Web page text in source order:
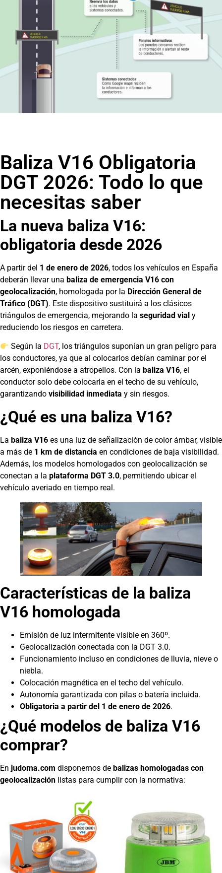
Baliza V16 Obligatoria
DGT 2026: Todo lo que
necesitas saber
La nueva baliza V16:
obligatoria desde 2026
A partir del 1 de enero de 2026, todos los vehículos en España
deberán llevar una baliza de emergencia V16 con
geolocalización, homologada por la Dirección General de
Tráfico (DGT). Este dispositivo sustituirá a los clásicos
triángulos de emergencia, mejorando la seguridad vial y
reduciendo los riesgos en carretera.
Según la DGT, los triángulos suponían un gran peligro para
los conductores, ya que al colocarlos debían caminar por el
arcén, exponiéndose a atropellos. Con la baliza V16, el
conductor solo debe colocarla en el techo de su vehículo,
garantizando visibilidad inmediata y sin riesgos.
¿Qué es una baliza V16?
La baliza V16 es una luz de señalización de color ámbar, visible
a más de 1 km de distancia en condiciones de baja visibilidad.
Además, los modelos homologados con geolocalización se
conectan a la plataforma DGT 3.0, permitiendo ubicar el
vehículo averiado en tiempo real.
Características de la baliza
V16 homologada
Emisión de luz intermitente visible en 360º.
Geolocalización conectada con la DGT 3.0.
Funcionamiento incluso en condiciones de lluvia, nieve o
niebla.
Colocación magnética en el techo del vehículo.
Autonomía garantizada con pilas o batería incluida.
Obligatoria a partir del 1 de enero de 2026.
¿Qué modelos de baliza V16
comprar?
En judoma.com disponemos de balizas homologadas con
geolocalización listas para cumplir con la normativa: